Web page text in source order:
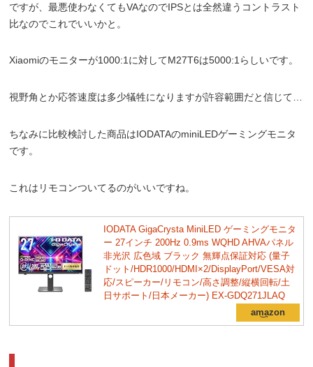
ですが、最悪使わなくてもVAなのでIPSとは全然違うコントラスト
比なのでこれでいいかと。
Xiaomiのモニターが1000:1に対してM27T6は5000:1らしいです。
視野角とか応答速度は多少犠牲になりますが許容範囲だと信じて…
ちなみに比較検討した商品はIODATAのminiLEDゲーミングモニタ
です。
これはリモコンついてるのがいいですね。
IODATA GigaCrysta MiniLED ゲーミングモニタ
ー 27インチ 200Hz 0.9ms WQHD AHVAパネル
非光沢 広色域 ブラック 無輝点保証対応 (量子
ドット/HDR1000/HDMI×2/DisplayPort/VESA対
応/スピーカー/リモコン/高さ調整/縦横回転/土
日サポート/日本メーカー) EX-GDQ271JLAQ